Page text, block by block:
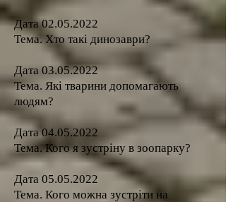
Дата02.05.2022
Тема. Хто такі динозаври?
Дата 03.05.2022
Тема. Які тварини допомагають
людям?
Дата04.05.2022
Тема. Кого я зустріну в зоопарку?
Дата 05.05.2022
Тема. Кого можна зустріти на